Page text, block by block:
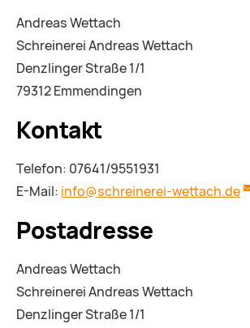
Andreas Wettach
Schreinerei Andreas Wettach
Denzlinger Straße 1/1
79312 Emmendingen
Kontakt
Telefon: 07641/9551931
E-Mail: info@schreinerei-wettach.de
Postadresse
Andreas Wettach
Schreinerei Andreas Wettach
Denzlinger Straße 1/1